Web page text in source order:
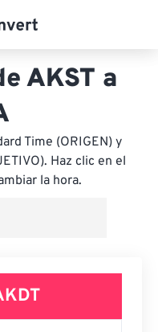
AKST a
Time (ORIGEN) y
Haz clic en el
la hora.